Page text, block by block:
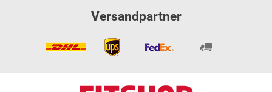
Versandpartner